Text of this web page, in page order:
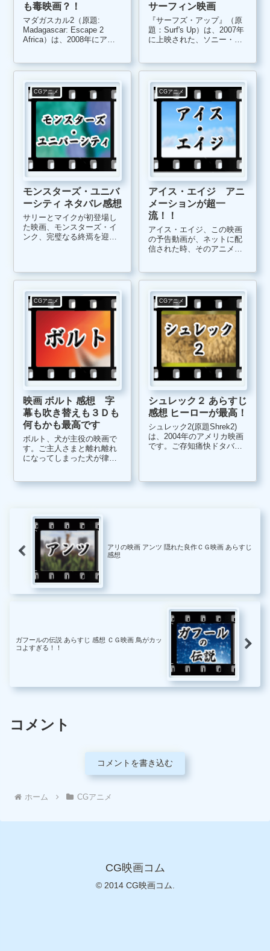
も毒映画？！
マダガスカル2（原題:
Madagascar: Escape 2
Africa）は、2008年にアメ
ックス、シマウマのマーテ
ィ、カバ...
サーフィン映画
『サーフズ・アップ』（原
題：Surf's Up）は、2007年
に上映された、ソニー・ピ
しかなく、都合が付かず、
泣く泣く吹き替え版を観
CGアニメ
モンスターズ・ユニバ
ーシティ ネタバレ感想
サリーとマイクが初登場し
た映画、モンスターズ・イ
ンク、完璧なる終焉を迎え
は、夢にも思わなかったで
あたりは、見事です。続編
と言っても...
CGアニメ
アイス・エイジ アニ
メーションが超一
流！！
アイス・エイジ、この映画
の予告動画が、ネットに配
信された時、そのアニメー
面白可笑しい映像作品に仕
上がっています。 アイス・
エイジは、２...
CGアニメ
映画 ボルト 感想 字
幕も吹き替えも３Ｄも
何もかも最高です
ボルト、犬が主役の映画で
す。ご主人さまと離れ離れ
になってしまった犬が律儀
ビーです。 というだけで
何と生まれついてのヒーロ
ー犬です。ご主...
CGアニメ
シュレック２ あらすじ
感想 ヒーローが最高！
シュレック2(原題Shrek2)
は、2004年のアメリカ映画
です。ご存知痛快ドタバタ
ックで見事にフィオナ姫と
アリの映画 アンツ 隠れた良作ＣＧ映画 あらすじ
感想
ガフールの伝説 あらすじ 感想 ＣＧ映画 鳥がカッ
コよすぎる！！
コメント
コメントを書き込む
ホーム CGアニメ
CG映画コム
© 2014 CG映画コム.